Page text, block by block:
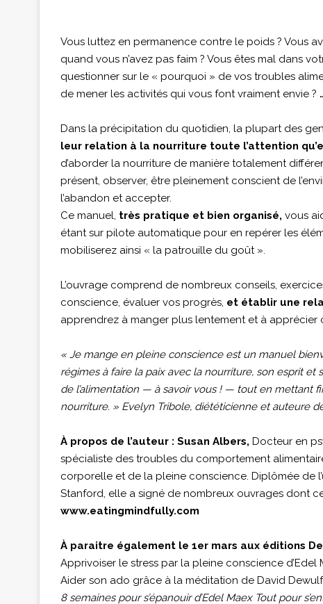
Vous luttez en permanence contre le poids ? Vous
quand vous n’avez pas faim ? Vous êtes mal dans
questionner sur le « pourquoi » de vos troubles
de mener les activités qui vous font vraiment envie ?
Dans la précipitation du quotidien, la plupart des
leur relation à la nourriture toute l’attention
d’aborder la nourriture de manière totalement
présent, observer, être pleinement conscient de
l’abandon et accepter.
Ce manuel, très pratique et bien organisé, vous
étant sur pilote automatique pour en repérer les
mobiliserez ainsi « la patrouille du goût ».
L’ouvrage comprend de nombreux conseils,
conscience, évaluer vos progrès, et établir une
apprendrez à manger plus lentement et à apprécier
« Je mange en pleine conscience est un manuel
régimes à faire la paix avec la nourriture, son esprit
de l’alimentation — à savoir vous ! — tout en mettant
nourriture. » Evelyn Tribole, diététicienne et auteure
À propos de l’auteur : Susan Albers, Docteur en
spécialiste des troubles du comportement
corporelle et de la pleine conscience. Diplômée de
Stanford, elle a signé de nombreux ouvrages dont
www.eatingmindfully.com
À paraitre également le 1er mars aux éditions
Apprivoiser le stress par la pleine conscience d’Edel
Aider son ado grâce à la méditation de David
8 semaines pour s’épanouir d’Edel Maex Tout pour